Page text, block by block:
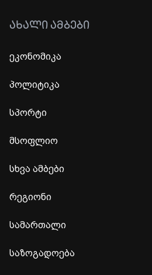
ᲐᲮᲐᲚᲘ ᲐᲛᲑᲔᲑᲘ
ეკონომიკა
პოლიტიკა
სპორტი
მსოფლიო
სხვა ამბები
რეგიონი
სამართალი
საზოგადოება